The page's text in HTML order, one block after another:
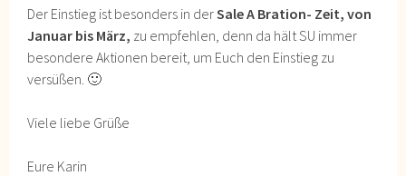
Der Einstieg ist besonders in derSale A Bration- Zeit, von
Januar bis März, zu empfehlen, denn da hält SU immer
besondere Aktionen bereit, um Euch den Einstieg zu
versüßen. 🙂
Viele liebe Grüße
Eure Karin